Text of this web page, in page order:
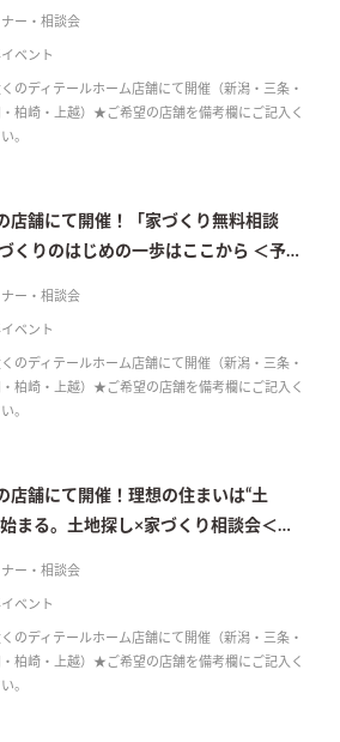
ナー・相談会
ベント
のディテールホーム店舗にて開催（新潟・三条・
柏崎・上越）★ご希望の店舗を備考欄にご記入く
。
店舗にて開催！「家づくり無料相談
くりのはじめの一歩はここから ＜予約
ナー・相談会
ベント
のディテールホーム店舗にて開催（新潟・三条・
柏崎・上越）★ご希望の店舗を備考欄にご記入く
。
店舗にて開催！理想の住まいは“土
まる。土地探し×家づくり相談会＜予
ナー・相談会
ベント
のディテールホーム店舗にて開催（新潟・三条・
柏崎・上越）★ご希望の店舗を備考欄にご記入く
。